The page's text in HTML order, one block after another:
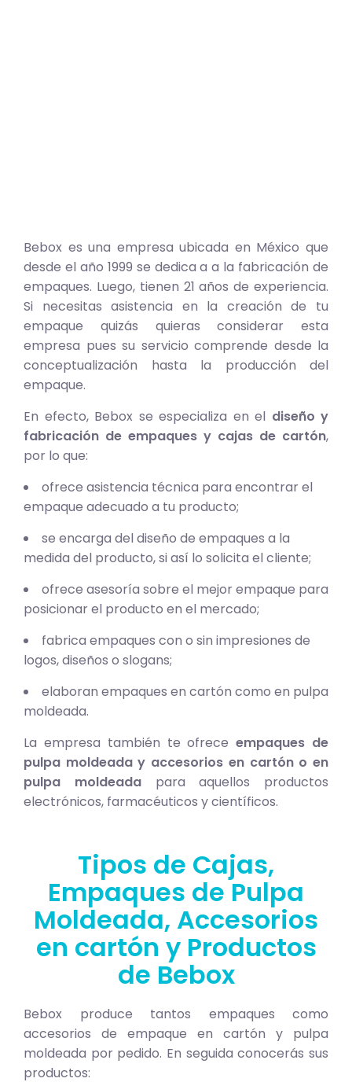
Bebox es una empresa ubicada en México que
desde el año 1999 se dedica a a la fabricación de
empaques. Luego, tienen 21 años de experiencia.
Si necesitas asistencia en la creación de tu
empaque quizás quieras considerar esta
empresa pues su servicio comprende desde la
conceptualización hasta la producción del
empaque.
En efecto, Bebox se especializa en el diseño y
fabricación de empaques y cajas de cartón,
por lo que:
ofrece asistencia técnica para encontrar el
empaque adecuado a tu producto;
se encarga del diseño de empaques a la
medida del producto, si así lo solicita el cliente;
ofrece asesoría sobre el mejor empaque para
posicionar el producto en el mercado;
fabrica empaques con o sin impresiones de
logos, diseños o slogans;
elaboran empaques en cartón como en pulpa
moldeada.
La empresa también te ofrece empaques de
pulpa moldeada y accesorios en cartón o en
pulpa moldeadapara aquellos productos
electrónicos, farmacéuticos y científicos.
Tipos de Cajas,
Empaques de Pulpa
Moldeada, Accesorios
en cartón y Productos
de Bebox
Bebox produce tantos empaques como
accesorios de empaque en cartón y pulpa
moldeada por pedido. En seguida conocerás sus
productos: